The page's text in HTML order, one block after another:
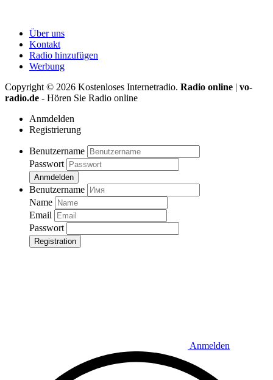
Über uns
Kontakt
Radio hinzufügen
Werbung
Copyright © 2026 Kostenloses Internetradio. Radio online | vo-
radio.de - Hören Sie Radio online
Anmdelden
Registrierung
Benutzername
Passwort
Anmdelden
Benutzername
Name
Email
Passwort
Registration
Anmelden